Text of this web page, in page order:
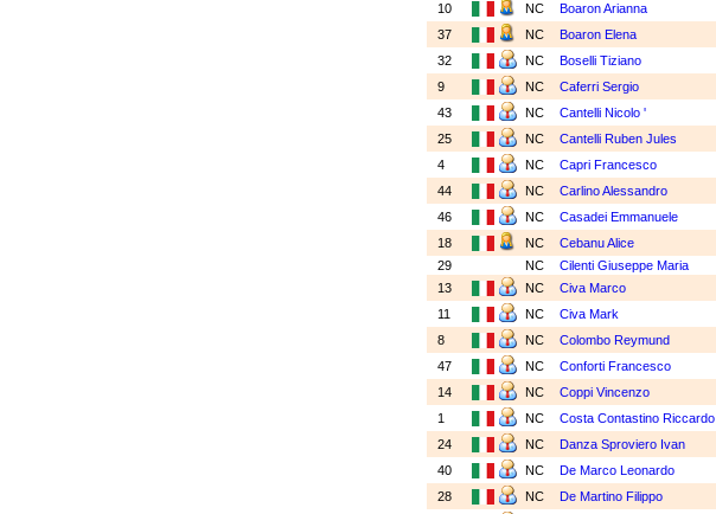
10
NC Boaron Arianna
37
NC Boaron Elena
32
NC Boselli Tiziano
9
NC Caferri Sergio
43
NC Cantelli Nicolo '
25
NC Cantelli Ruben Jules
4
NC Capri Francesco
44
NC Carlino Alessandro
46
NC Casadei Emmanuele
18
NC Cebanu Alice
29
NC Cilenti Giuseppe Maria
13
NC Civa Marco
11
NC Civa Mark
8
NC Colombo Reymund
47
NC Conforti Francesco
14
NC Coppi Vincenzo
1
NC Costa Contastino Riccardo
24
NC Danza Sproviero Ivan
40
NC De Marco Leonardo
28
NC De Martino Filippo